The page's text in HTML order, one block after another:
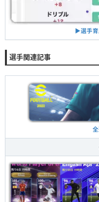
▶︎選手育
選手関連記事